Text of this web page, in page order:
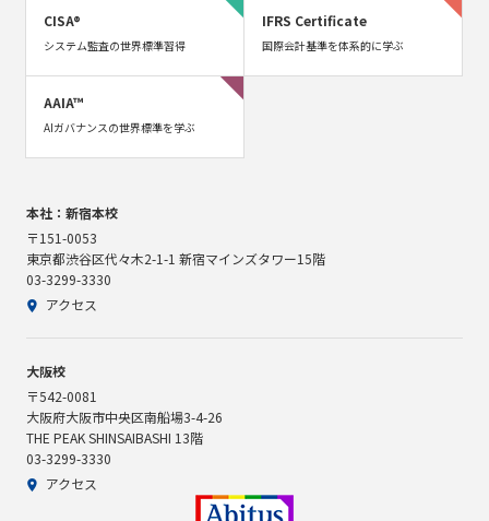
CISA®
システム監査の世界標準習得
IFRS Certificate
国際会計基準を体系的に学ぶ
AAIA™
AIガバナンスの世界標準を学ぶ
本社：新宿本校
〒151-0053
東京都渋谷区代々木2-1-1 新宿マインズタワー15階
03-3299-3330
アクセス
大阪校
〒542-0081
大阪府大阪市中央区南船場3-4-26
THE PEAK SHINSAIBASHI 13階
03-3299-3330
アクセス